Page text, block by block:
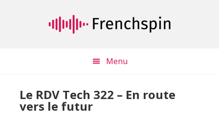
Menu
Le RDV Tech 322 – En route
vers le futur